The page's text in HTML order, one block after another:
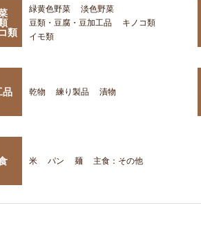
類
緑黄色野菜
淡色野菜
豆類・豆腐・豆加工品
キノコ類
イモ類
品 乾物 練り製品 漬物
米 パン 麺 主食：その他